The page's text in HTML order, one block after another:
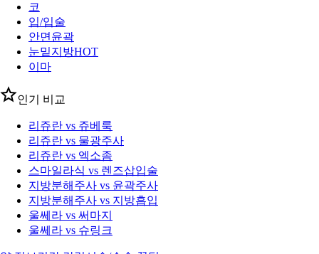
코
입/입술
안면윤곽
눈밑지방HOT
이마
인기 비교
리쥬란 vs 쥬베룩
리쥬란 vs 물광주사
리쥬란 vs 엑소좀
스마일라식 vs 렌즈삽입술
지방분해주사 vs 윤곽주사
지방분해주사 vs 지방흡입
울쎄라 vs 써마지
울쎄라 vs 슈링크